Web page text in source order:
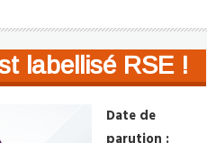
labellisé RSE !
Date de